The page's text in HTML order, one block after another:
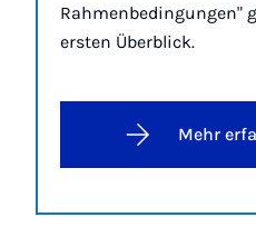
Rahmenbedingungen"
ersten Überblick.
Mehr